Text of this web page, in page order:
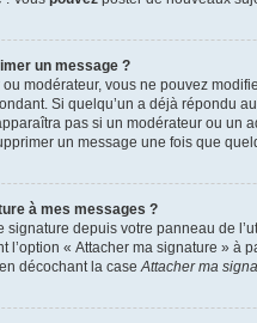
un message ?
ou modérateur, vous ne pouvez
Si quelqu’un a déjà répondu
pas si un modérateur ou
un message une fois que
à mes messages ?
signature depuis votre panneau de
l’option « Attacher ma signature » à
décochant la case Attacher ma